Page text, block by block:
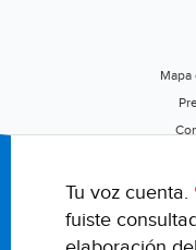
Tu voz cuenta.
fuiste